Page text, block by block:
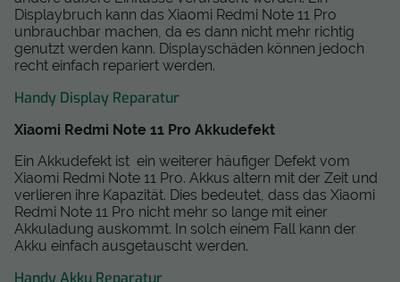
Displaybruch kann das Xiaomi Redmi Note 11 Pro
unbrauchbar machen, da es dann nicht mehr richtig
genutzt werden kann. Displayschäden können jedoch
recht einfach repariert werden.
Handy Display Reparatur
Xiaomi Redmi Note 11 Pro Akkudefekt
Ein Akkudefekt ist ein weiterer häufiger Defekt vom
Xiaomi Redmi Note 11 Pro. Akkus altern mit der Zeit und
verlieren ihre Kapazität. Dies bedeutet, dass das Xiaomi
Redmi Note 11 Pro nicht mehr so lange mit einer
Akkuladung auskommt. In solch einem Fall kann der
Akku einfach ausgetauscht werden.